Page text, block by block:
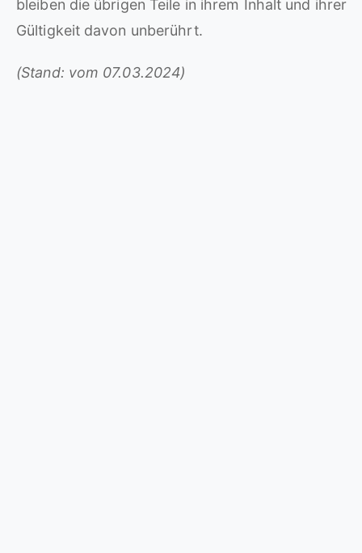
bleiben die übrigen Teile in ihrem Inhalt und ihrer
Gültigkeit davon unberührt.
(Stand: vom 07.03.2024)